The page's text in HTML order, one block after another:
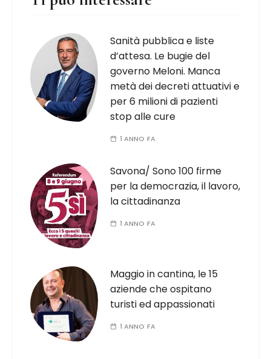
Sanità pubblica e liste
d’attesa. Le bugie del
governo Meloni. Manca
metà dei decreti attuativi e
per 6 milioni di pazienti
stop alle cure
1 ANNO FA
Savona/ Sono 100 firme
per la democrazia, il lavoro,
la cittadinanza
1 ANNO FA
Maggio in cantina, le 15
aziende che ospitano
turisti ed appassionati
1 ANNO FA